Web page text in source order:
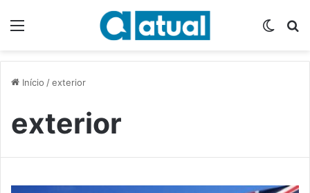
Início /exterior
exterior